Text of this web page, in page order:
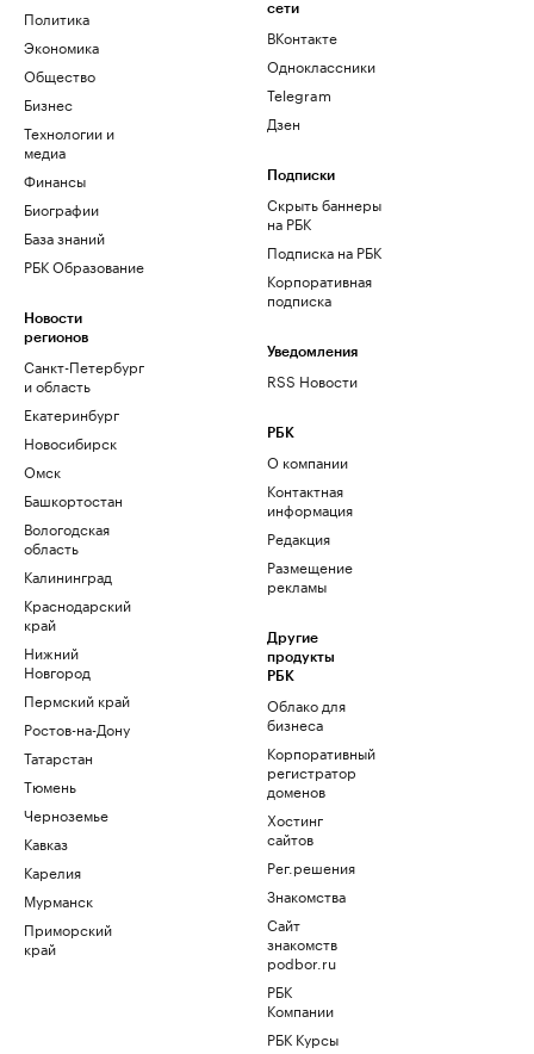
Политика
Экономика
Общество
Бизнес
Технологии и
медиа
Финансы
Биографии
База знаний
РБК Образование
Новости
регионов
Санкт-Петербург
и область
Екатеринбург
Новосибирск
Омск
Башкортостан
Вологодская
область
Калининград
Краснодарский
край
Нижний
Новгород
Пермский край
Ростов-на-Дону
Татарстан
Тюмень
Черноземье
Кавказ
Карелия
Мурманск
Приморский
край
сети
ВКонтакте
Одноклассники
Telegram
Дзен
Подписки
Скрыть баннеры
на РБК
Подписка на РБК
Корпоративная
подписка
Уведомления
RSS Новости
РБК
О компании
Контактная
информация
Редакция
Размещение
рекламы
Другие
продукты
РБК
Облако для
бизнеса
Корпоративный
регистратор
доменов
Хостинг
сайтов
Рег.решения
Знакомства
Сайт
знакомств
podbor.ru
РБК
Компании
РБК Курсы